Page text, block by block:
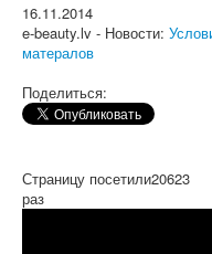
16.11.2014
e-beauty.lv - Новости:
матералов
Поделиться:
Страницу посетили20623
раз